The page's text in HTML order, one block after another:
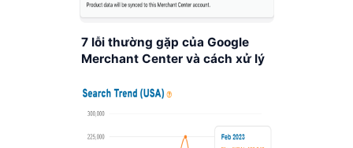
7 lỗi thường gặp của Google
Merchant Center và cách xử lý